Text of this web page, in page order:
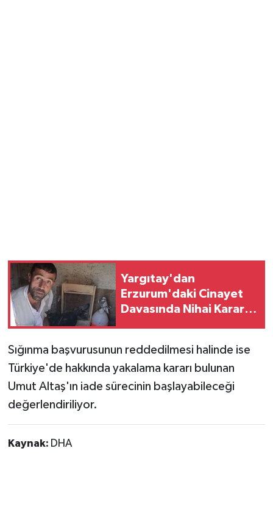
Yargıtay'dan
Erzurum'daki Cinayet
Davasında Nihai Karar:
Sığınma başvurusunun reddedilmesi halinde ise
Türkiye'de hakkında yakalama kararı bulunan
Umut Altaş'ın iade sürecinin başlayabileceği
değerlendiriliyor.
Kaynak: DHA